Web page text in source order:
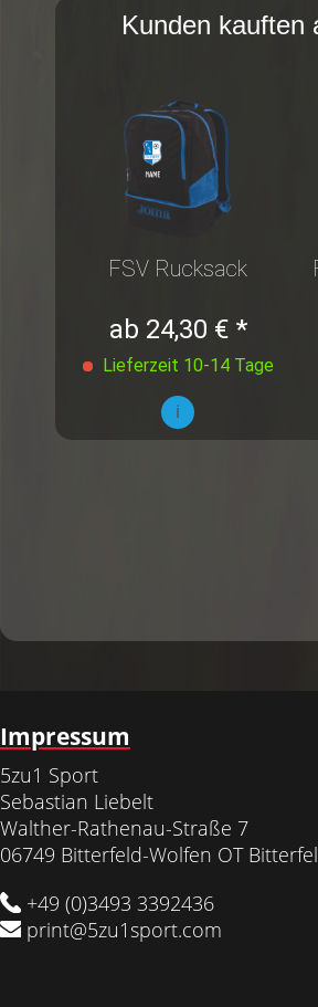
Kunden kauften
FSV Rucksack
ab 24,30 € *
Lieferzeit 10-14 Tage
i
Impressum
5zu1 Sport
Sebastian Liebelt
Walther-Rathenau-Straße 7
06749 Bitterfeld-Wolfen OT
+49 (0)3493 3392436
print@5zu1sport.com